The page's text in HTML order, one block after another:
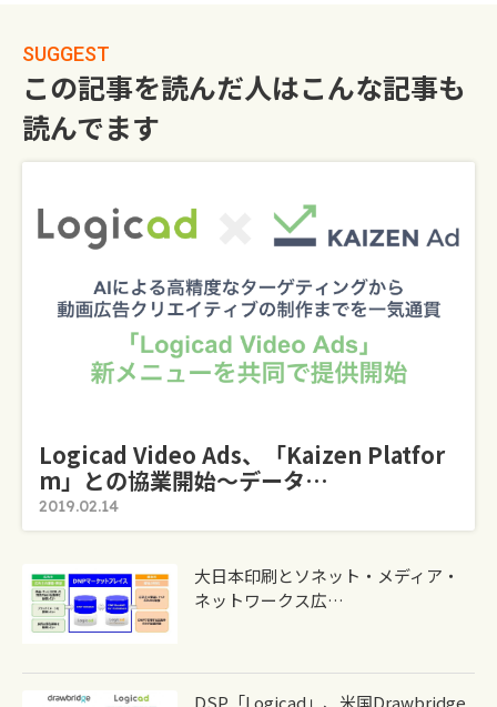
SUGGEST
この記事を読んだ人はこんな記事も
読んでます
Logicad Video Ads、「Kaizen Platfor
M」との協業開始～データ…
2019.02.14
大日本印刷とソネット・メディア・
ネットワークス広…
DSP「Logicad」、米国Drawbridge